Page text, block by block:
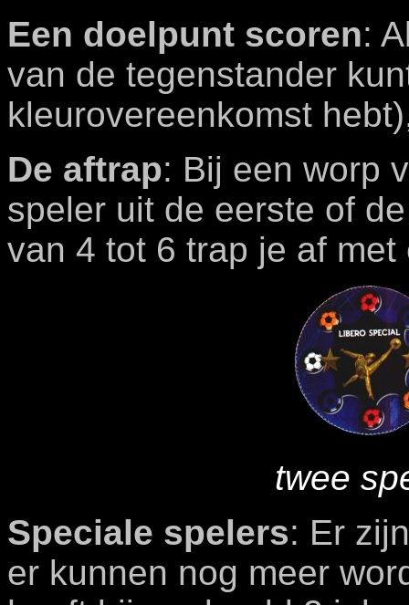
Een doelpunt scoren:
van de tegenstander
kleurovereenkomst
De aftrap: Bij een worp
speler uit de eerste of
van 4 tot 6 trap je af
twee
Speciale spelers: Er
er kunnen nog meer